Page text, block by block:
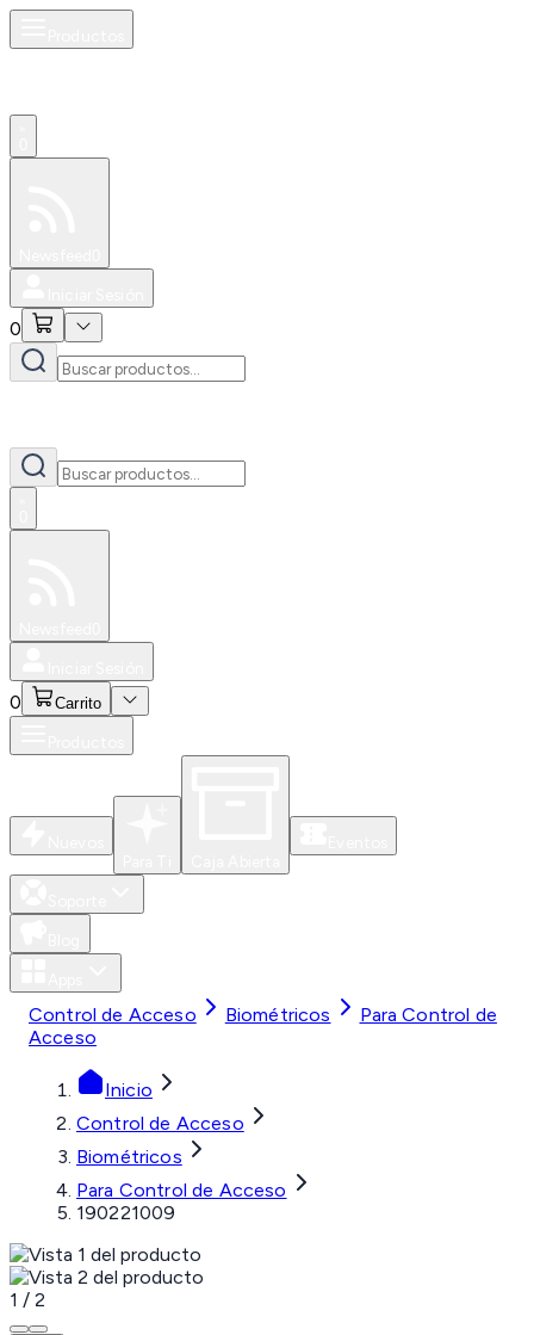
0
0 Carrito
Control de Acceso Biométricos
Para Control de
Acceso
Inicio
Control de Acceso
Biométricos
Para Control de Acceso
190221009
1 / 2